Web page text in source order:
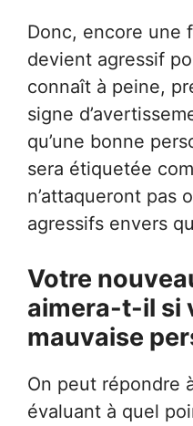
Donc, encore une
devient agressif
connaît à peine,
signe
qu’une bonne
sera étiquetée
n’attaqueront pas
agressifs envers
Votre
aimera-t-il si
mauvaise
On peut répondre
évaluant à quel